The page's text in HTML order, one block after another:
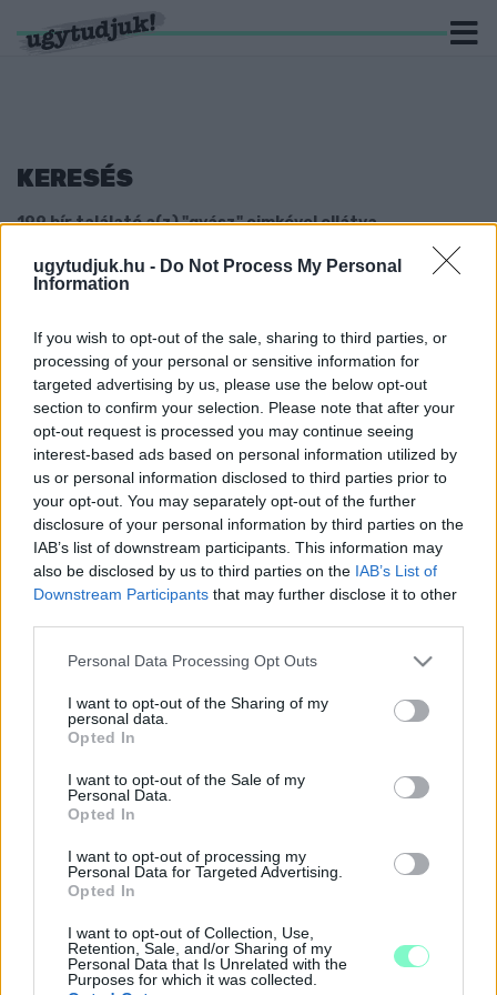
ugytudjuk.hu - Do Not Process My Personal
Information
If you wish to opt-out of the sale, sharing to third parties, or
processing of your personal or sensitive information for
targeted advertising by us, please use the below opt-out
section to confirm your selection. Please note that after your
opt-out request is processed you may continue seeing
interest-based ads based on personal information utilized by
us or personal information disclosed to third parties prior to
your opt-out. You may separately opt-out of the further
disclosure of your personal information by third parties on the
IAB’s list of downstream participants. This information may
also be disclosed by us to third parties on the IAB’s List of
Downstream Participants that may further disclose it to other
Please note that this website/app uses one or more Google
not limited to your visit or usage behaviour. You may click to
grant or deny consent to Google and its third-party tags to
use your data for below specified purposes in below Google
consent section.
Personal Data Processing Opt Outs
I want to opt-out of the Sharing of my
personal data.
Opted In
I want to opt-out of the Sale of my
Personal Data.
Opted In
I want to opt-out of processing my
Personal Data for Targeted Advertising.
Opted In
I want to opt-out of Collection, Use,
Retention, Sale, and/or Sharing of my
Personal Data that Is Unrelated with the
Purposes for which it was collected.
KERESÉS
199 hír találató a(z) "gyász" cimkével ellátva.
SZŰK CSALÁDI KÖRBEN ELTEMETTÉK STAN
2018. november. 17. 21:08
A képregényes világ legendája még hétfőn halt meg.
ELHUNYT A KÖRMENDI KOSÁRLABDÁZÁS EGYIK
NAGY ÖREGJE
2018. november. 12. 15:15
A HALOTTAK NAPJÁN A GYÁSZ SEGÍT
VISSZATÉRNI AZ ÉLETBE
2018. november. 02. 11:36
MEGERŐSÍTETTE A LEICESTER CITY, HOGY A
KLUB TULAJDONOSA IS MEGHALT A
HELIKOPTERBALESETBEN
Vichai Srivaddhanaprabha is azon a gépen ült, ami a csapat
GYÁSZOLNAK ÖRDÖG NÓRIÉK
2018. október. 26. 16:36
SZÍVSZORÍTÓ MÓDON EMLÉKEZNEK
TÖRZSHELYÉN A FAMÍLIA KFT. ELHUNYT
SZÍNÉSZÉRE
2018. szeptember. 08. 17:16
Ádám Tamás székét gyászlepel borítja kedvenc budapesti
holtan találták.
ELHUNYT A FAMÍLIA KFT. FŐSZEREPLŐJE